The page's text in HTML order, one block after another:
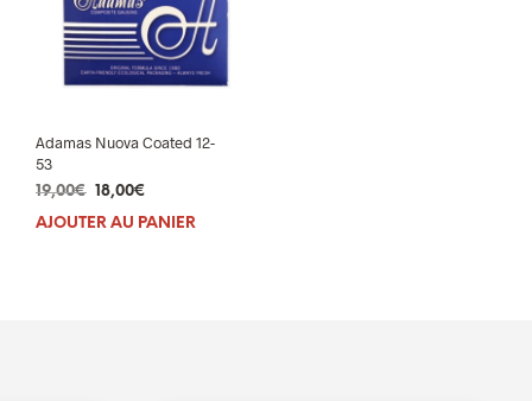
Adamas Nuova Coated 12-
53
19,00€ Le
prix
18,00€
prix
AJOUTER AU PANIER